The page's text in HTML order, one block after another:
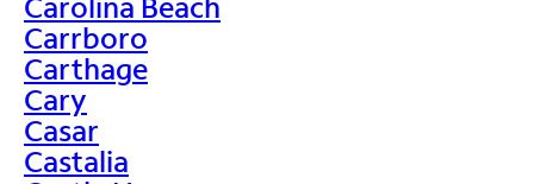
Carrboro
Carthage
Cary
Casar
Castalia